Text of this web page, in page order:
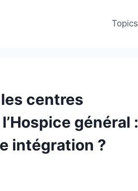
Topics
centres
général :
intégration ?